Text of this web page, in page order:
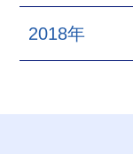
2018年